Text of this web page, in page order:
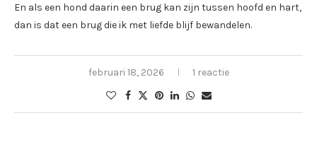
En als een hond daarin een brug kan zijn tussen hoofd en hart,
dan is dat een brug die ik met liefde blijf bewandelen.
februari 18, 2026 1 reactie